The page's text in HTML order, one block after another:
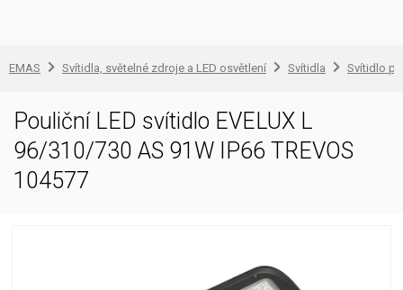
EMAS Svítidla, světelné zdroje a LED osvětlení Svítidla Svítidlo
Pouliční LED svítidlo EVELUX L
96/310/730 AS 91W IP66 TREVOS
104577